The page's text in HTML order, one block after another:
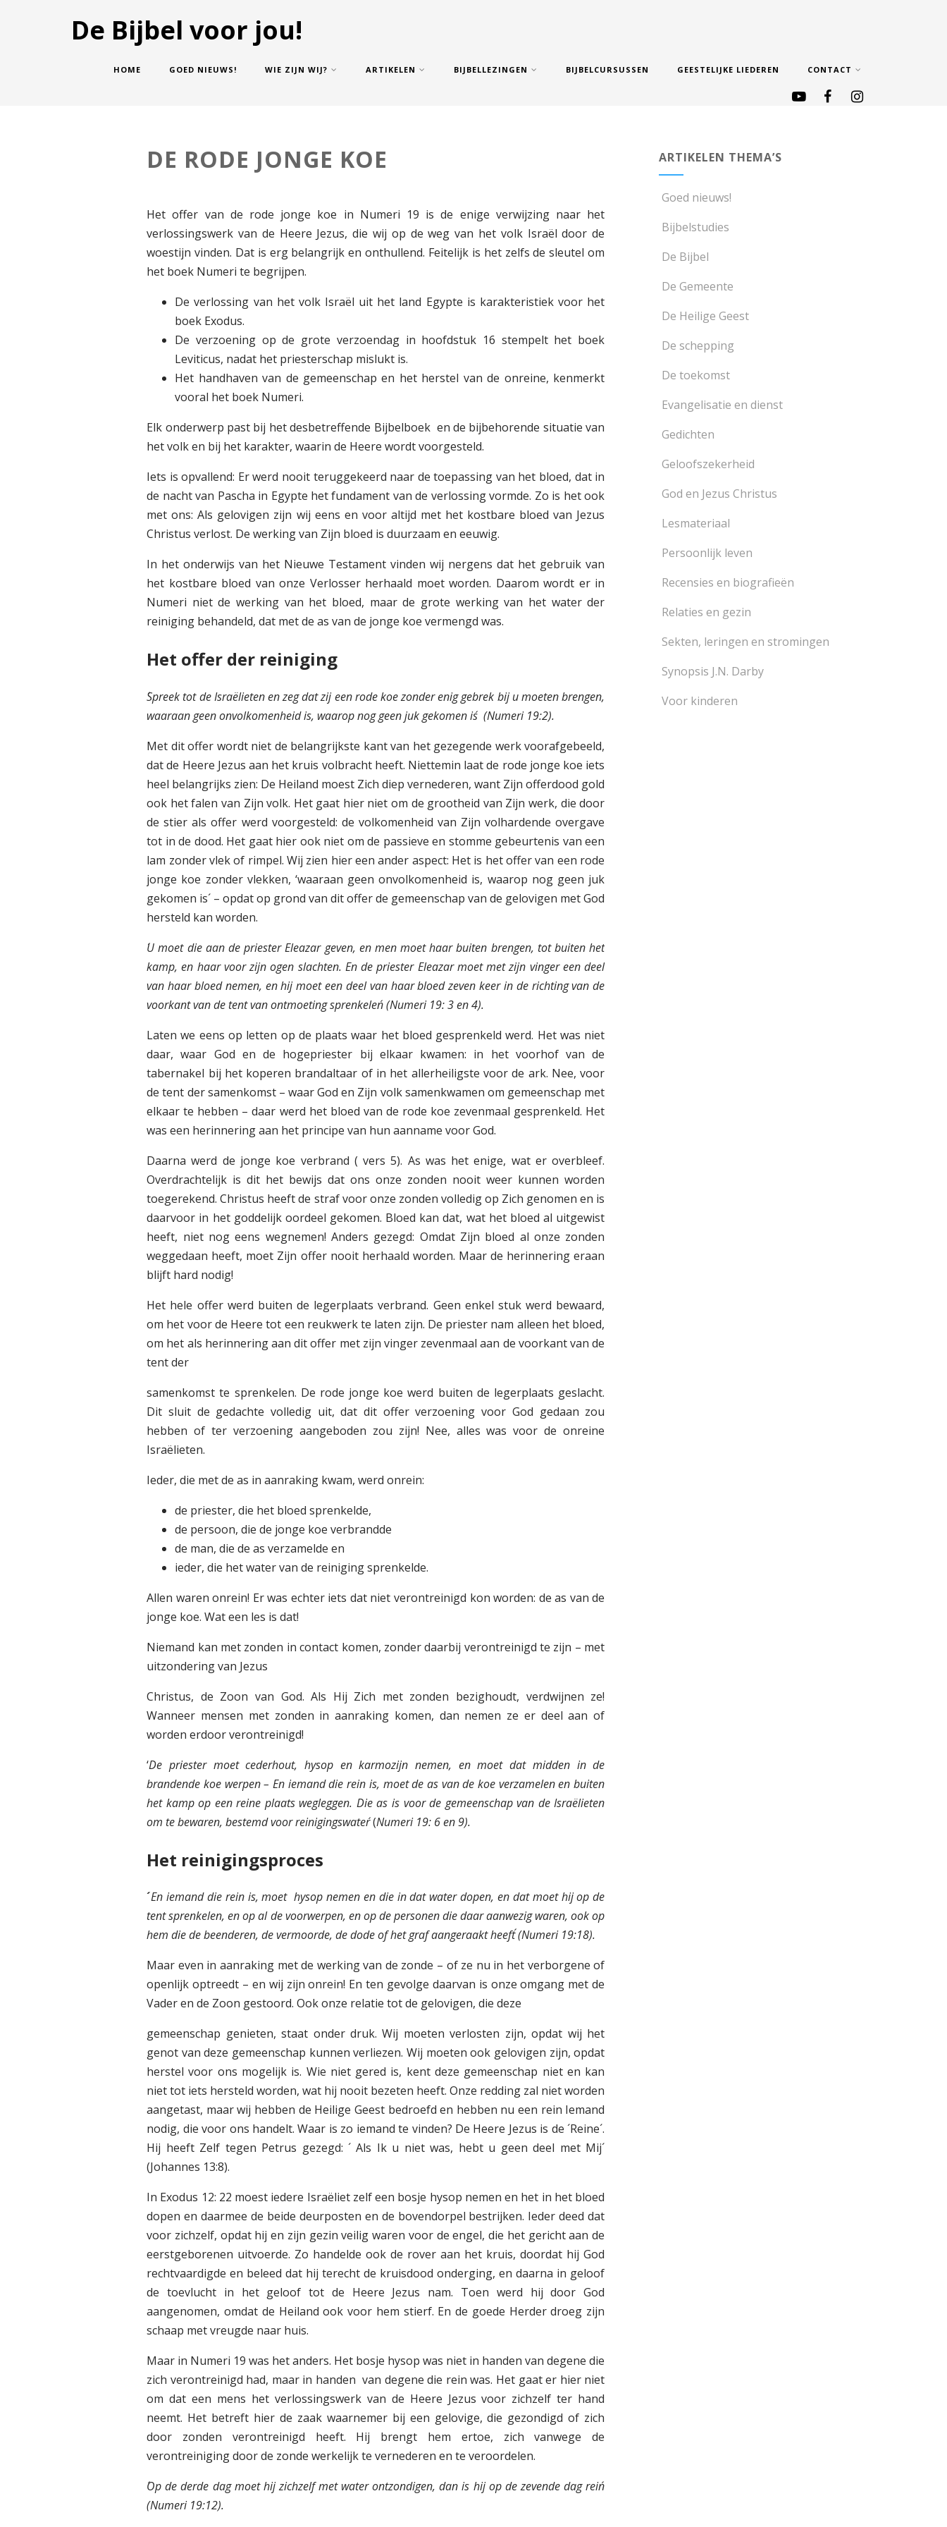
De Bijbel voor jou!
HOME GOED NIEUWS! WIE ZIJN WIJ? ARTIKELEN BIJBELLEZINGEN BIJBELCURSUSSEN GEESTELIJKE LIEDEREN CONTACT
DE RODE JONGE KOE
Het offer van de rode jonge koe in Numeri 19 is de enige verwijzing naar het
verlossingswerk van de Heere Jezus, die wij op de weg van het volk Israël door de
woestijn vinden. Dat is erg belangrijk en onthullend. Feitelijk is het zelfs de sleutel om
het boek Numeri te begrijpen.
De verlossing van het volk Israël uit het land Egypte is karakteristiek voor het
boek Exodus.
De verzoening op de grote verzoendag in hoofdstuk 16 stempelt het boek
Leviticus, nadat het priesterschap mislukt is.
Het handhaven van de gemeenschap en het herstel van de onreine, kenmerkt
vooral het boek Numeri.
Elk onderwerp past bij het desbetreffende Bijbelboek en de bijbehorende situatie van
het volk en bij het karakter, waarin de Heere wordt voorgesteld.
Iets is opvallend: Er werd nooit teruggekeerd naar de toepassing van het bloed, dat in
de nacht van Pascha in Egypte het fundament van de verlossing vormde. Zo is het ook
met ons: Als gelovigen zijn wij eens en voor altijd met het kostbare bloed van Jezus
Christus verlost. De werking van Zijn bloed is duurzaam en eeuwig.
In het onderwijs van het Nieuwe Testament vinden wij nergens dat het gebruik van
het kostbare bloed van onze Verlosser herhaald moet worden. Daarom wordt er in
Numeri niet de werking van het bloed, maar de grote werking van het water der
reiniging behandeld, dat met de as van de jonge koe vermengd was.
Het offer der reiniging
´Spreek tot de Israëlieten en zeg dat zij een rode koe zonder enig gebrek bij u moeten brengen,
waaraan geen onvolkomenheid is, waarop nog geen juk gekomen is´ (Numeri 19:2).
Met dit offer wordt niet de belangrijkste kant van het gezegende werk voorafgebeeld,
dat de Heere Jezus aan het kruis volbracht heeft. Niettemin laat de rode jonge koe iets
heel belangrijks zien: De Heiland moest Zich diep vernederen, want Zijn offerdood gold
ook het falen van Zijn volk. Het gaat hier niet om de grootheid van Zijn werk, die door
de stier als offer werd voorgesteld: de volkomenheid van Zijn volhardende overgave
tot in de dood. Het gaat hier ook niet om de passieve en stomme gebeurtenis van een
lam zonder vlek of rimpel. Wij zien hier een ander aspect: Het is het offer van een rode
jonge koe zonder vlekken, ‘waaraan geen onvolkomenheid is, waarop nog geen juk
gekomen is´ – opdat op grond van dit offer de gemeenschap van de gelovigen met God
hersteld kan worden.
´U moet die aan de priester Eleazar geven, en men moet haar buiten brengen, tot buiten het
kamp, en haar voor zijn ogen slachten. En de priester Eleazar moet met zijn vinger een deel
van haar bloed nemen, en hij moet een deel van haar bloed zeven keer in de richting van de
voorkant van de tent van ontmoeting sprenkelen´ (Numeri 19: 3 en 4).
Laten we eens op letten op de plaats waar het bloed gesprenkeld werd. Het was niet
daar, waar God en de hogepriester bij elkaar kwamen: in het voorhof van de
tabernakel bij het koperen brandaltaar of in het allerheiligste voor de ark. Nee, voor
de tent der samenkomst – waar God en Zijn volk samenkwamen om gemeenschap met
elkaar te hebben – daar werd het bloed van de rode koe zevenmaal gesprenkeld. Het
was een herinnering aan het principe van hun aanname voor God.
Daarna werd de jonge koe verbrand ( vers 5). As was het enige, wat er overbleef.
Overdrachtelijk is dit het bewijs dat ons onze zonden nooit weer kunnen worden
toegerekend. Christus heeft de straf voor onze zonden volledig op Zich genomen en is
daarvoor in het goddelijk oordeel gekomen. Bloed kan dat, wat het bloed al uitgewist
heeft, niet nog eens wegnemen! Anders gezegd: Omdat Zijn bloed al onze zonden
weggedaan heeft, moet Zijn offer nooit herhaald worden. Maar de herinnering eraan
blijft hard nodig!
Het hele offer werd buiten de legerplaats verbrand. Geen enkel stuk werd bewaard,
om het voor de Heere tot een reukwerk te laten zijn. De priester nam alleen het bloed,
om het als herinnering aan dit offer met zijn vinger zevenmaal aan de voorkant van de
tent der
samenkomst te sprenkelen. De rode jonge koe werd buiten de legerplaats geslacht.
Dit sluit de gedachte volledig uit, dat dit offer verzoening voor God gedaan zou
hebben of ter verzoening aangeboden zou zijn! Nee, alles was voor de onreine
Israëlieten.
Ieder, die met de as in aanraking kwam, werd onrein:
de priester, die het bloed sprenkelde,
de persoon, die de jonge koe verbrandde
de man, die de as verzamelde en
ieder, die het water van de reiniging sprenkelde.
Allen waren onrein! Er was echter iets dat niet verontreinigd kon worden: de as van de
jonge koe. Wat een les is dat!
Niemand kan met zonden in contact komen, zonder daarbij verontreinigd te zijn – met
uitzondering van Jezus
Christus, de Zoon van God. Als Hij Zich met zonden bezighoudt, verdwijnen ze!
Wanneer mensen met zonden in aanraking komen, dan nemen ze er deel aan of
worden erdoor verontreinigd!
‘De priester moet cederhout, hysop en karmozijn nemen, en moet dat midden in de
brandende koe werpen – En iemand die rein is, moet de as van de koe verzamelen en buiten
het kamp op een reine plaats wegleggen. Die as is voor de gemeenschap van de Israëlieten
om te bewaren, bestemd voor reinigingswater´(Numeri 19: 6 en 9).
Het reinigingsproces
´En iemand die rein is, moet hysop nemen en die in dat water dopen, en dat moet hij op de
tent sprenkelen, en op al de voorwerpen, en op de personen die daar aanwezig waren, ook op
hem die de beenderen, de vermoorde, de dode of het graf aangeraakt heeft´ (Numeri 19:18).
Maar even in aanraking met de werking van de zonde – of ze nu in het verborgene of
openlijk optreedt – en wij zijn onrein! En ten gevolge daarvan is onze omgang met de
Vader en de Zoon gestoord. Ook onze relatie tot de gelovigen, die deze
gemeenschap genieten, staat onder druk. Wij moeten verlosten zijn, opdat wij het
genot van deze gemeenschap kunnen verliezen. Wij moeten ook gelovigen zijn, opdat
herstel voor ons mogelijk is. Wie niet gered is, kent deze gemeenschap niet en kan
niet tot iets hersteld worden, wat hij nooit bezeten heeft. Onze redding zal niet worden
aangetast, maar wij hebben de Heilige Geest bedroefd en hebben nu een rein Iemand
nodig, die voor ons handelt. Waar is zo iemand te vinden? De Heere Jezus is de ´Reine´.
Hij heeft Zelf tegen Petrus gezegd: ´ Als Ik u niet was, hebt u geen deel met Mij´
(Johannes 13:8).
In Exodus 12: 22 moest iedere Israëliet zelf een bosje hysop nemen en het in het bloed
dopen en daarmee de beide deurposten en de bovendorpel bestrijken. Ieder deed dat
voor zichzelf, opdat hij en zijn gezin veilig waren voor de engel, die het gericht aan de
eerstgeborenen uitvoerde. Zo handelde ook de rover aan het kruis, doordat hij God
rechtvaardigde en beleed dat hij terecht de kruisdood onderging, en daarna in geloof
de toevlucht in het geloof tot de Heere Jezus nam. Toen werd hij door God
aangenomen, omdat de Heiland ook voor hem stierf. En de goede Herder droeg zijn
schaap met vreugde naar huis.
Maar in Numeri 19 was het anders. Het bosje hysop was niet in handen van degene die
zich verontreinigd had, maar in handen van degene die rein was. Het gaat er hier niet
om dat een mens het verlossingswerk van de Heere Jezus voor zichzelf ter hand
neemt. Het betreft hier de zaak waarnemer bij een gelovige, die gezondigd of zich
door zonden verontreinigd heeft. Hij brengt hem ertoe, zich vanwege de
verontreiniging door de zonde werkelijk te vernederen en te veroordelen.
´Op de derde dag moet hij zichzelf met water ontzondigen, dan is hij op de zevende dag rein´
(Numeri 19:12).
ARTIKELEN THEMA’S
Goed nieuws!
Bijbelstudies
De Bijbel
De Gemeente
De Heilige Geest
De schepping
De toekomst
Evangelisatie en dienst
Gedichten
Geloofszekerheid
God en Jezus Christus
Lesmateriaal
Persoonlijk leven
Recensies en biografieën
Relaties en gezin
Sekten, leringen en stromingen
Synopsis J.N. Darby
Voor kinderen